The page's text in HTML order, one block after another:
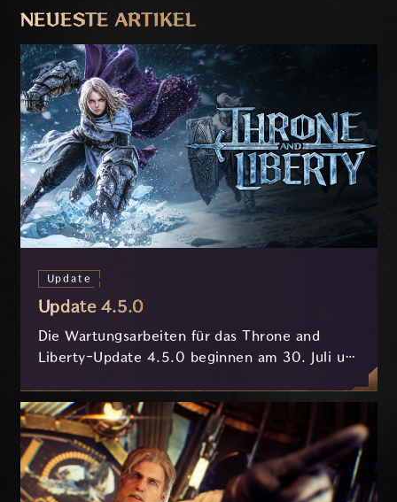
NEUESTE ARTIKEL
Update
Update 4.5.0
Die Wartungsarbeiten für das Throne and
Liberty-Update 4.5.0 beginnen am 30. Juli um
Stunden.